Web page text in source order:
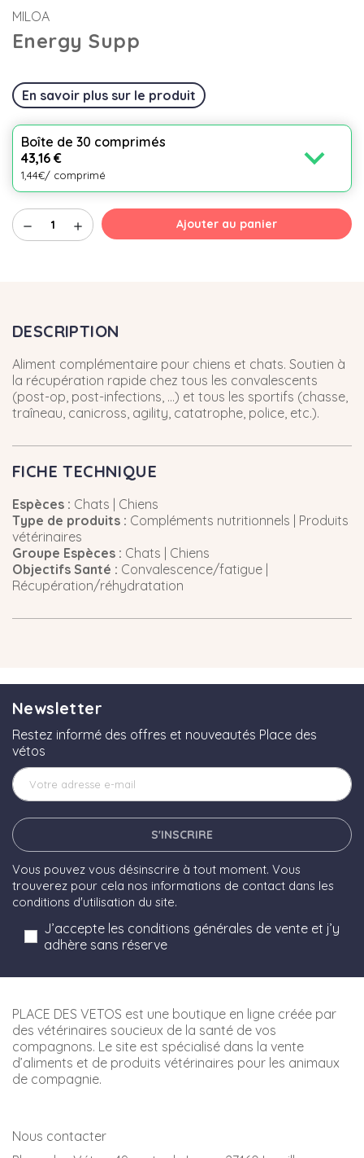
MILOA
Energy Supp
En savoir plus sur le produit
Boîte de 30 comprimés
43,16 €
1,44€/ comprimé expand_more
remove add Ajouter au panier
DESCRIPTION
Aliment complémentaire pour chiens et chats. Soutien à
la récupération rapide chez tous les convalescents
(post-op, post-infections, ...) et tous les sportifs (chasse,
traîneau, canicross, agility, catatrophe, police, etc.).
FICHE TECHNIQUE
Espèces : Chats | Chiens
Type de produits : Compléments nutritionnels | Produits
vétérinaires
Groupe Espèces : Chats | Chiens
Objectifs Santé : Convalescence/fatigue |
Récupération/réhydratation
Newsletter
Restez informé des offres et nouveautés Place des
vétos
S'INSCRIRE
Vous pouvez vous désinscrire à tout moment. Vous
trouverez pour cela nos informations de contact dans les
conditions d'utilisation du site.
J’accepte les conditions générales de vente et j’y
adhère sans réserve
PLACE DES VETOS est une boutique en ligne créée par
des vétérinaires soucieux de la santé de vos
compagnons. Le site est spécialisé dans la vente
d’aliments et de produits vétérinaires pour les animaux
de compagnie.
Nous contacter